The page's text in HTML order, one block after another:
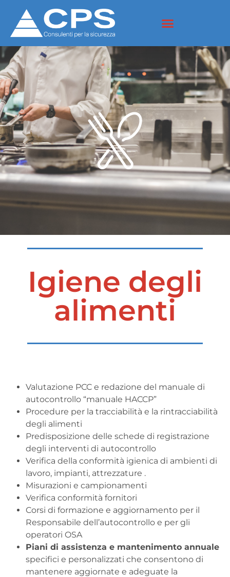
Igiene degli
alimenti
Valutazione PCC e redazione del manuale di
autocontrollo “manuale HACCP”
Procedure per la tracciabilità e la rintracciabilità
degli alimenti
Predisposizione delle schede di registrazione
degli interventi di autocontrollo
Verifica della conformità igienica di ambienti di
lavoro, impianti, attrezzature .
Misurazioni e campionamenti
Verifica conformità fornitori
Corsi di formazione e aggiornamento per il
Responsabile dell’autocontrollo e per gli
operatori OSA
Piani di assistenza e mantenimento annuale
specifici e personalizzati che consentono di
mantenere aggiornate e adeguate la